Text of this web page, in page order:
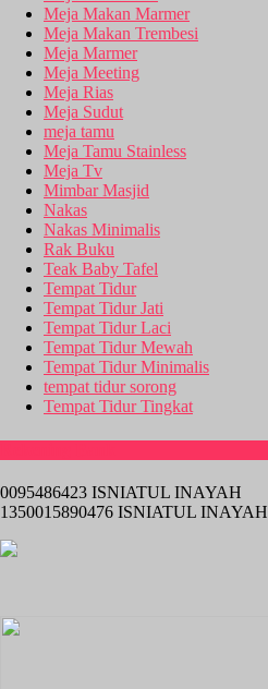
Meja Makan Marmer
Meja Makan Trembesi
Meja Marmer
Meja Meeting
Meja Rias
Meja Sudut
meja tamu
Meja Tamu Stainless
Meja Tv
Mimbar Masjid
Nakas
Nakas Minimalis
Rak Buku
Teak Baby Tafel
Tempat Tidur
Tempat Tidur Jati
Tempat Tidur Laci
Tempat Tidur Mewah
Tempat Tidur Minimalis
tempat tidur sorong
Tempat Tidur Tingkat
0095486423 ISNIATUL INAYAH
1350015890476 ISNIATUL INAYAH